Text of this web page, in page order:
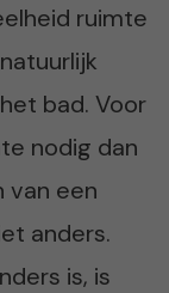
ruimte
bad. Voor
nodig dan
van een
anders.
is, is